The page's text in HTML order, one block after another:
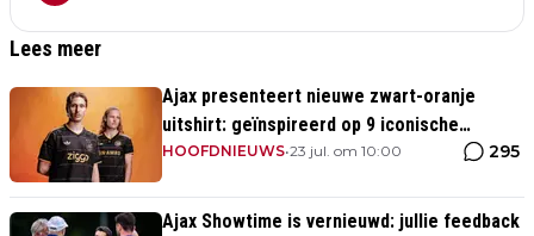
Lees meer
Ajax presenteert nieuwe zwart-oranje
uitshirt: geïnspireerd op 9 iconische
momenten uit clubhistorie
HOOFDNIEUWS•23 jul. om 10:00 295
Ajax Showtime is vernieuwd: jullie feedback